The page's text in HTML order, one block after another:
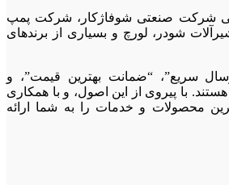
شرکت صنعتی شوفاژکار، شرکت پمپ
شودر، لورچ و بسیاری از برندهای
سریع”، “ضمانت بهترین قیمت”، و
با پیروی از این اصول، و با همکاری
محصولات و خدمات را به شما ارائه